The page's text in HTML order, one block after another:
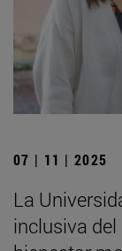
07 | 11 | 2025
La
inclusiva